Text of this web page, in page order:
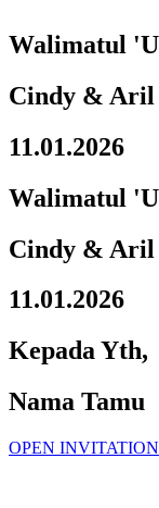
Walimatul
Cindy & Aril
11.01.2026
Walimatul
Cindy & Aril
11.01.2026
Kepada Yth,
Nama Tamu
OPEN INVITATION